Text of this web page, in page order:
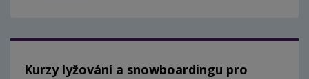
Kurzy lyžování a snowboardingu pro